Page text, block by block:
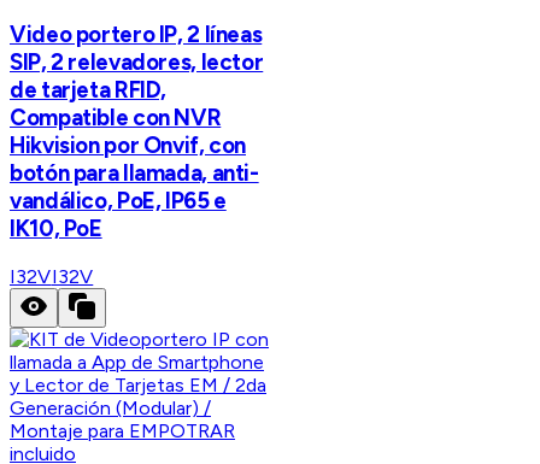
Video portero IP, 2 líneas
SIP, 2 relevadores, lector
de tarjeta RFID,
Compatible con NVR
Hikvision por Onvif, con
botón para llamada, anti-
vandálico, PoE, IP65 e
IK10, PoE
I32VI32V